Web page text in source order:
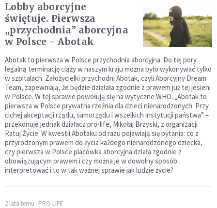
Lobby aborcyjne
świętuje. Pierwsza
„przychodnia” aborcyjna
w Polsce - Abotak
Abotak to pierwsza w Polsce przychodnia aborcyjna. Do tej pory
legalną terminację ciąży w naszym kraju można było wykonywać tylko
w szpitalach. Założycielki przychodni Abotak, czyli Aborcyjny Dream
Team, zapewniają, że będzie działała zgodnie z prawem już tej jesieni
w Polsce. W tej sprawie powołują się na wytyczne WHO. „Abotak to
pierwsza w Polsce prywatna rzeźnia dla dzieci nienarodzonych. Przy
cichej akceptacji rządu, samorządu i wszelkich instytucji państwa” –
przekonuje jednak działacz pro-life, Mikołaj Brzyski, z organizacji
Ratuj Życie. W kwestii Abotaku od razu pojawiają się pytania: co z
przyrodzonym prawem do życia każdego nienarodzonego dziecka,
czy pierwsza w Polsce placówka aborcyjna działa zgodnie z
obowiązującym prawem i czy można je w dowolny sposób
interpretować i to w tak ważnej sprawie jak ludzie życie?
2 lata temu PRO-LIFE